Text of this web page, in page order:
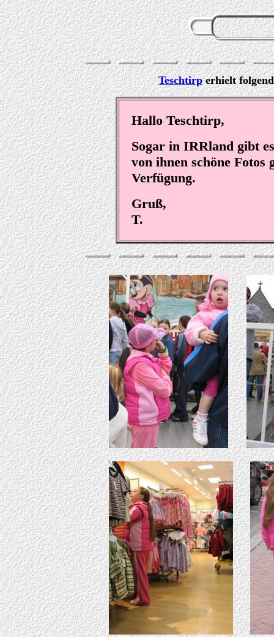
Teschtirperhielt
Hallo Teschtirp,
Sogar in IRRland gibt
von ihnen schöne
Verfügung.
Gruß,
T.